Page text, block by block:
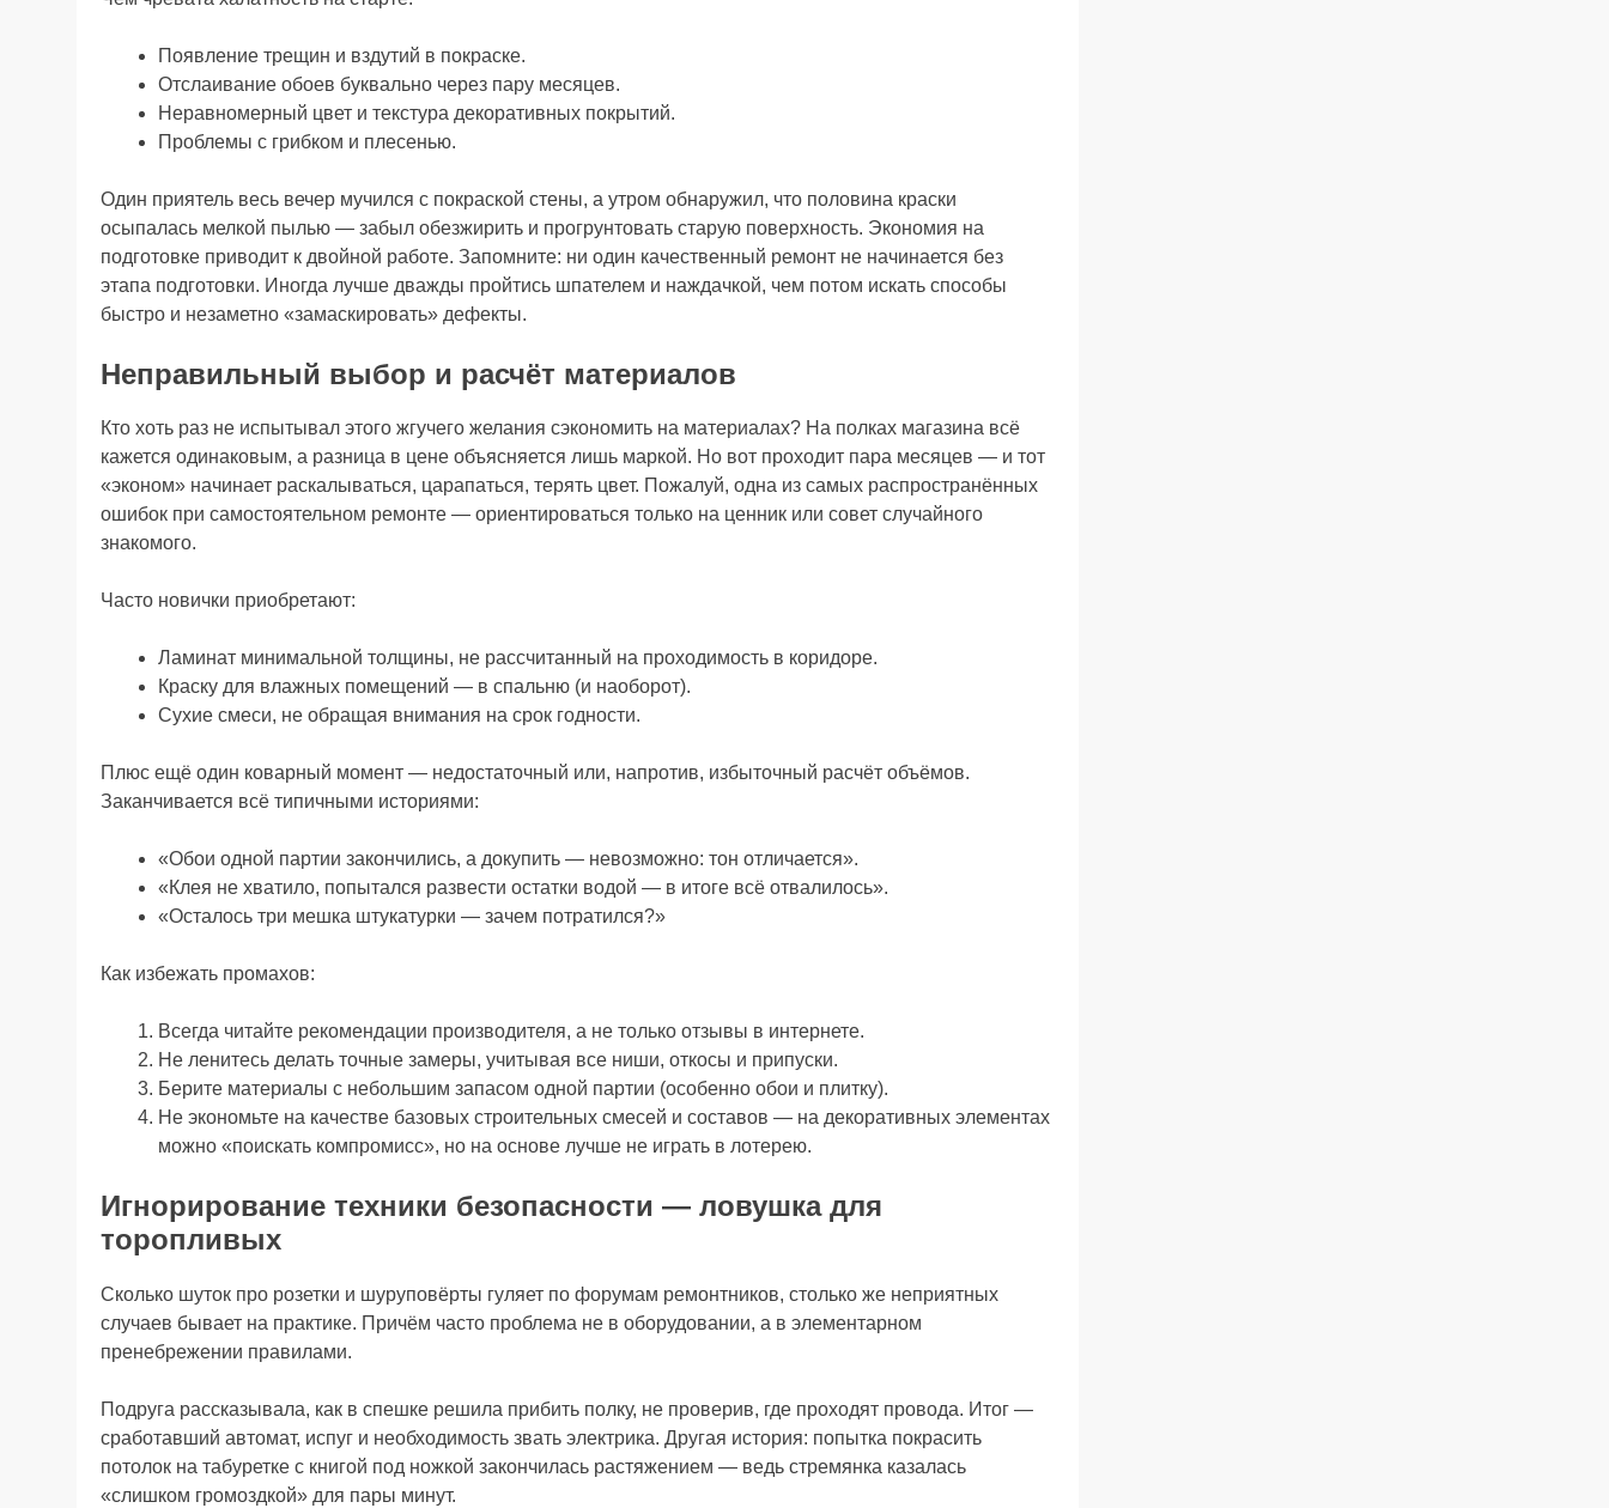
Появление трещин и вздутий в покраске.
Отслаивание обоев буквально через пару месяцев.
Неравномерный цвет и текстура декоративных покрытий.
Проблемы с грибком и плесенью.
Один приятель весь вечер мучился с покраской стены, а утром обнаружил, что половина краски
осыпалась мелкой пылью — забыл обезжирить и прогрунтовать старую поверхность. Экономия на
подготовке приводит к двойной работе. Запомните: ни один качественный ремонт не начинается без
этапа подготовки. Иногда лучше дважды пройтись шпателем и наждачкой, чем потом искать способы
быстро и незаметно «замаскировать» дефекты.
Неправильный выбор и расчёт материалов
Кто хоть раз не испытывал этого жгучего желания сэкономить на материалах? На полках магазина всё
кажется одинаковым, а разница в цене объясняется лишь маркой. Но вот проходит пара месяцев — и тот
«эконом» начинает раскалываться, царапаться, терять цвет. Пожалуй, одна из самых распространённых
ошибок при самостоятельном ремонте — ориентироваться только на ценник или совет случайного
знакомого.
Часто новички приобретают:
Ламинат минимальной толщины, не рассчитанный на проходимость в коридоре.
Краску для влажных помещений — в спальню (и наоборот).
Сухие смеси, не обращая внимания на срок годности.
Плюс ещё один коварный момент — недостаточный или, напротив, избыточный расчёт объёмов.
Заканчивается всё типичными историями:
«Обои одной партии закончились, а докупить — невозможно: тон отличается».
«Клея не хватило, попытался развести остатки водой — в итоге всё отвалилось».
«Осталось три мешка штукатурки — зачем потратился?»
Как избежать промахов:
Всегда читайте рекомендации производителя, а не только отзывы в интернете.
Не ленитесь делать точные замеры, учитывая все ниши, откосы и припуски.
Берите материалы с небольшим запасом одной партии (особенно обои и плитку).
Не экономьте на качестве базовых строительных смесей и составов — на декоративных элементах
можно «поискать компромисс», но на основе лучше не играть в лотерею.
Игнорирование техники безопасности — ловушка для
торопливых
Сколько шуток про розетки и шуруповёрты гуляет по форумам ремонтников, столько же неприятных
случаев бывает на практике. Причём часто проблема не в оборудовании, а в элементарном
пренебрежении правилами.
Подруга рассказывала, как в спешке решила прибить полку, не проверив, где проходят провода. Итог —
сработавший автомат, испуг и необходимость звать электрика. Другая история: попытка покрасить
потолок на табуретке с книгой под ножкой закончилась растяжением — ведь стремянка казалась
«слишком громоздкой» для пары минут.